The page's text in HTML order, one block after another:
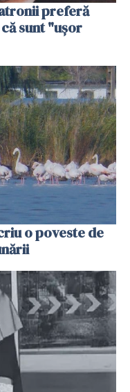
preferă
sunt "uşor
o poveste de